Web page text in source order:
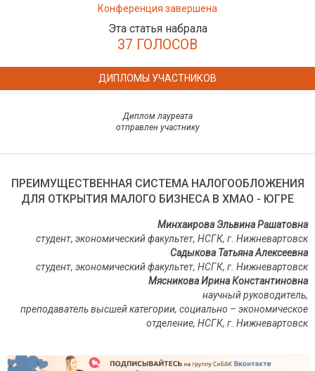
Конференция завершена
Эта статья набрала
37 ГОЛОСОВ
ДИПЛОМЫ УЧАСТНИКОВ
Диплом лауреата
отправлен участнику
ПРЕИМУЩЕСТВЕННАЯ СИСТЕМА НАЛОГООБЛОЖЕНИЯ
ДЛЯ ОТКРЫТИЯ МАЛОГО БИЗНЕСА В ХМАО - ЮГРЕ
Минхаирова Эльвина Рашатовна
студент, экономический факультет, НСГК, г. Нижневартовск
Садыкова Татьяна Алексеевна
студент, экономический факультет, НСГК, г. Нижневартовск
Мясникова Ирина Константиновна
научный руководитель,
преподаватель высшей категории, социально – экономическое
отделение, НСГК, г. Нижневартовск